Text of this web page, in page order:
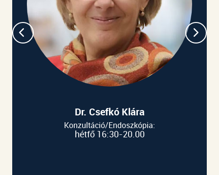
Dr. Csefkó Klára
Konzultáció/Endoszkópia:
hétfő 16:30-20.00